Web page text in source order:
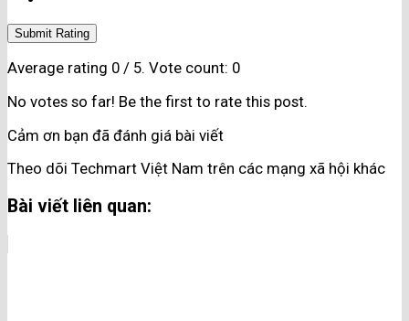
Submit Rating
Average rating 0 / 5. Vote count: 0
No votes so far! Be the first to rate this post.
Cảm ơn bạn đã đánh giá bài viết
Theo dõi Techmart Việt Nam trên các mạng xã hội khác
Bài viết liên quan: